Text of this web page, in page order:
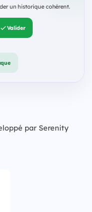
un historique cohérent.
Valider
par Serenity